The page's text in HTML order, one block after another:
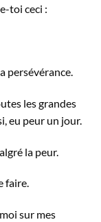
toi ceci :
persévérance.
les grandes
eu peur un jour.
la peur.
faire.
sur mes